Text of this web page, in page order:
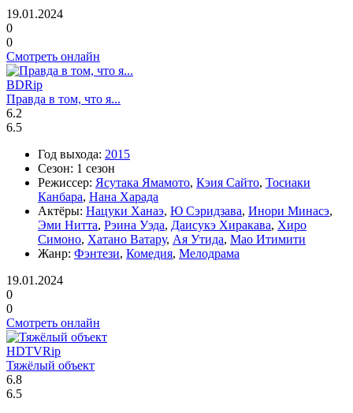
19.01.2024
0
0
Смотреть онлайн
BDRip
Правда в том, что я...
6.2
6.5
Год выхода: 2015
Сезон: 1 сезон
Режиссер: Ясутака Ямамото, Кэия Сайто, Тосиаки
Канбара, Нана Харада
Актёры: Нацуки Ханаэ, Ю Сэридзава, Инори Минасэ,
Эми Нитта, Рэина Уэда, Даисукэ Хиракава, Хиро
Симоно, Хатано Ватару, Ая Утида, Мао Итимити
Жанр: Фэнтези, Комедия, Мелодрама
19.01.2024
0
0
Смотреть онлайн
HDTVRip
Тяжёлый объект
6.8
6.5